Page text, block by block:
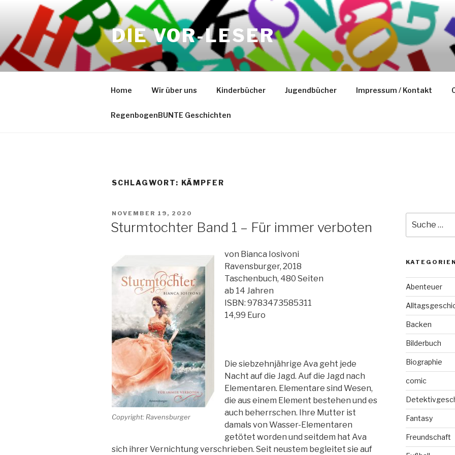
springen
DIE VOR-LESER
Home Wir über uns Kinderbücher Jugendbücher Impressum / Kontakt
RegenbogenBUNTE Geschichten
SCHLAGWORT: KÄMPFER
VERÖFFENTLICHT
NOVEMBER 19, 2020
Sturmtochter Band 1 – Für immer verboten
Copyright: Ravensburger
von Bianca Iosivoni
Ravensburger, 2018
Taschenbuch, 480 Seiten
ab 14 Jahren
ISBN: 9783473585311
14,99 Euro
Die siebzehnjährige Ava geht jede
Nacht auf die Jagd. Auf die Jagd nach
Elementaren. Elementare sind Wesen,
die aus einem Element bestehen und es
auch beherrschen. Ihre Mutter ist
damals von Wasser-Elementaren
getötet worden und seitdem hat Ava
sich ihrer Vernichtung verschrieben. Seit neustem begleitet sie auf
nach:
KATEGORIEN
Abenteuer
Backen
Bilderbuch
Biographie
comic
Fantasy
Freundschaft